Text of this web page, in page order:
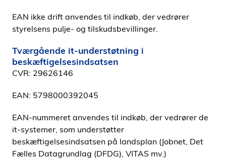
EAN ikke drift anvendes til indkøb, der vedrører
styrelsens pulje- og tilskudsbevillinger.
Tværgående it-understøtning i
beskæftigelsesindsatsen
CVR: 29626146
EAN: 5798000392045
EAN-nummeret anvendes til indkøb, der vedrører de
it-systemer, som understøtter
beskæftigelsesindsatsen på landsplan (Jobnet, Det
Fælles Datagrundlag (DFDG), VITAS mv.)